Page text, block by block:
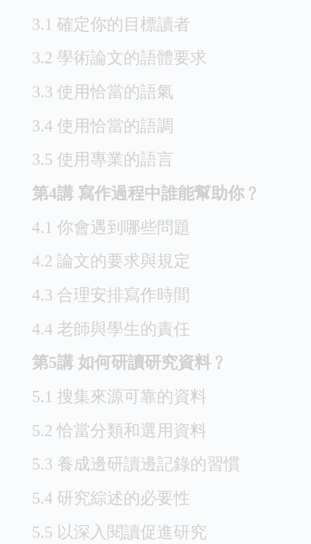
3.1 確定你的目標讀者
3.2 學術論文的語體要求
3.3 使用恰當的語氣
3.4 使用恰當的語調
3.5 使用專業的語言
第4講 寫作過程中誰能幫助你﹖
4.1 你會遇到哪些問題
4.2 論文的要求與規定
4.3 合理安排寫作時間
4.4 老師與學生的責任
第5講 如何研讀研究資料﹖
5.1 搜集來源可靠的資料
5.2 恰當分類和選用資料
5.3 養成邊研讀邊記錄的習慣
5.4 研究綜述的必要性
5.5 以深入閱讀促進研究